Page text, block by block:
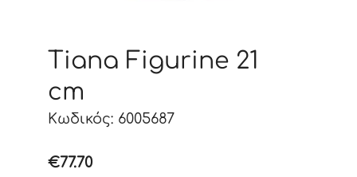
Tiana Figurine 21
cm
Κωδικός: 6005687
€77.70